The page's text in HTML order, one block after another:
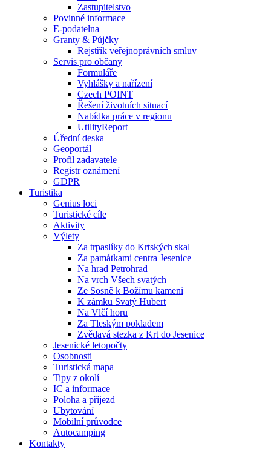
Zastupitelstvo
Povinné informace
E-podatelna
Granty & Půjčky
Rejstřík veřejnoprávních smluv
Servis pro občany
Formuláře
Vyhlášky a nařízení
Czech POINT
Řešení životních situací
Nabídka práce v regionu
UtilityReport
Úřední deska
Geoportál
Profil zadavatele
Registr oznámení
GDPR
Turistika
Genius loci
Turistické cíle
Aktivity
Výlety
Za trpaslíky do Krtských skal
Za památkami centra Jesenice
Na hrad Petrohrad
Na vrch Všech svatých
Ze Sosně k Božímu kameni
K zámku Svatý Hubert
Na Vlčí horu
Za Tleským pokladem
Zvědavá stezka z Krt do Jesenice
Jesenické letopočty
Osobnosti
Turistická mapa
Tipy z okolí
IC a informace
Poloha a příjezd
Ubytování
Mobilní průvodce
Autocamping
Kontakty